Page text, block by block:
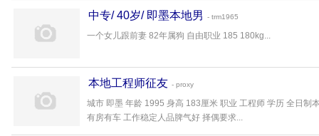
中专/ 40岁/ 即墨本地男 - trm1965
一个女儿跟前妻 82年属狗 自由职业 185 180kg...
本地工程师征友 - proxy
城市 即墨 年龄 1995 身高 183厘米 职业 工程师 学历 全日制
有房有车 工作稳定人品脾气好 择偶要求...